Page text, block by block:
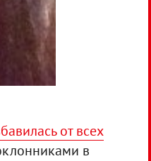
от всех
в